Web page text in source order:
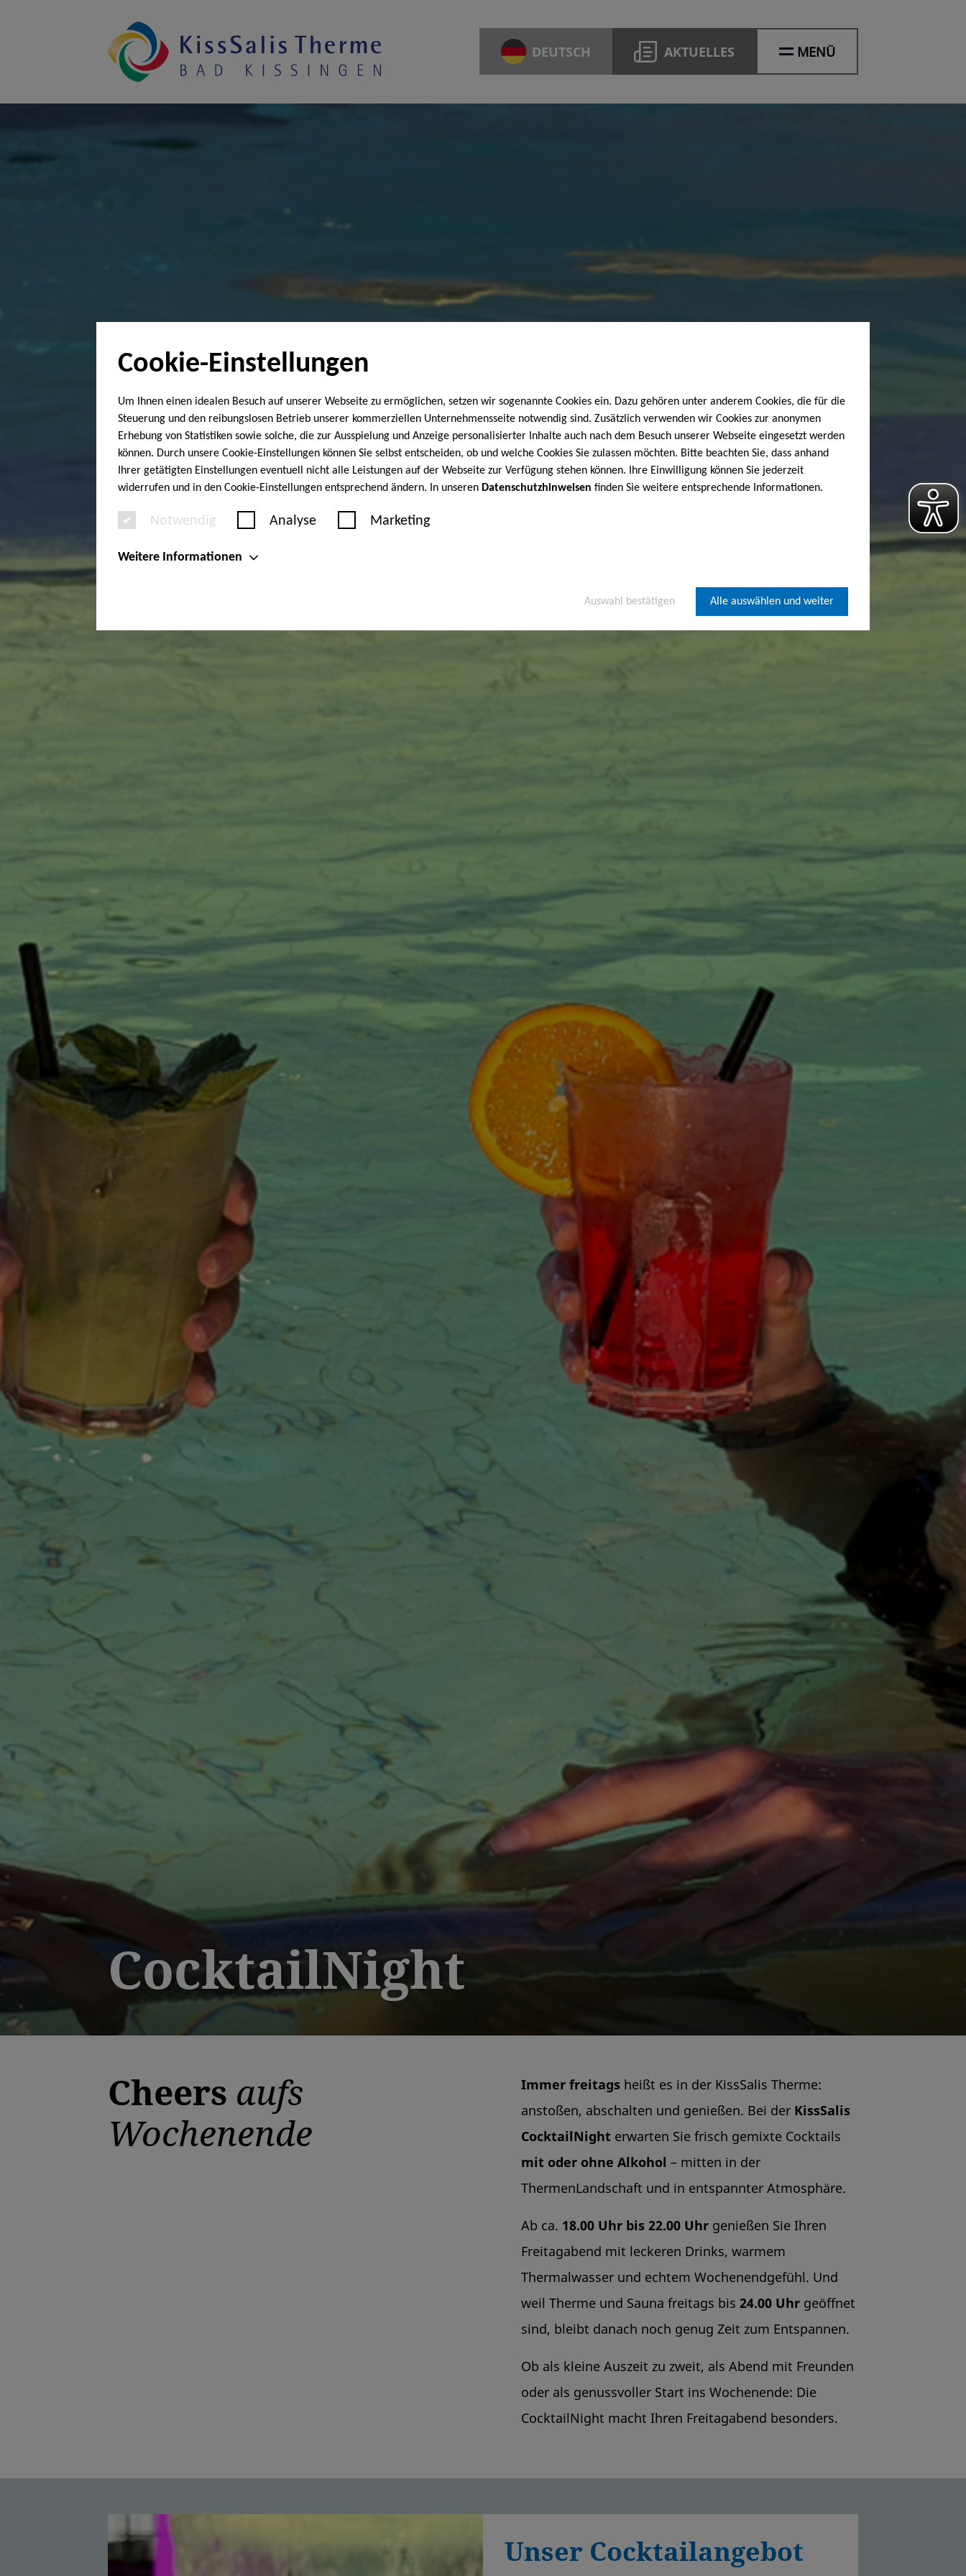
Cookie-Einstellungen
Um Ihnen einen idealen Besuch auf unserer Webseite zu ermöglichen, setzen wir sogenannte Cookies ein. Dazu gehören unter anderem Cookies, die für die
Steuerung und den reibungslosen Betrieb unserer kommerziellen Unternehmensseite notwendig sind. Zusätzlich verwenden wir Cookies zur anonymen
Erhebung von Statistiken sowie solche, die zur Ausspielung und Anzeige personalisierter Inhalte auch nach dem Besuch unserer Webseite eingesetzt werden
können. Durch unsere Cookie-Einstellungen können Sie selbst entscheiden, ob und welche Cookies Sie zulassen möchten. Bitte beachten Sie, dass anhand
Ihrer getätigten Einstellungen eventuell nicht alle Leistungen auf der Webseite zur Verfügung stehen können. Ihre Einwilligung können Sie jederzeit
widerrufen und in den Cookie-Einstellungen entsprechend ändern. In unseren Datenschutzhinweisen finden Sie weitere entsprechende Informationen.
Notwendig Analyse Marketing
Weitere Informationen
Auswahl bestätigen Alle auswählen und weiter
DEUTSCH AKTUELLES MENÜ
CocktailNight
Cheers aufs
Wochenende
Immer freitags heißt es in der KissSalis Therme:
anstoßen, abschalten und genießen. Bei der KissSalis
CocktailNight erwarten Sie frisch gemixte Cocktails
mit oder ohne Alkohol – mitten in der
ThermenLandschaft und in entspannter Atmosphäre.
Ab ca. 18.00 Uhr bis 22.00 Uhr genießen Sie Ihren
Freitagabend mit leckeren Drinks, warmem
Thermalwasser und echtem Wochenendgefühl. Und
weil Therme und Sauna freitags bis 24.00 Uhr geöffnet
sind, bleibt danach noch genug Zeit zum Entspannen.
Ob als kleine Auszeit zu zweit, als Abend mit Freunden
oder als genussvoller Start ins Wochenende: Die
CocktailNight macht Ihren Freitagabend besonders.
Unser Cocktailangebot